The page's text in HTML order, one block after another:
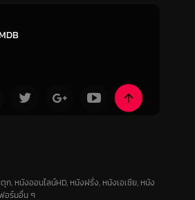
, หนังออนไลน์HD, หนังฝรั่ง, หนังเอเชีย, หนัง
อร์มอื่น ๆ